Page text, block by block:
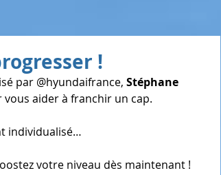
!
par @hyundaifrance, Stéphane
aider à franchir un cap.
individualisé…
votre niveau dès maintenant !